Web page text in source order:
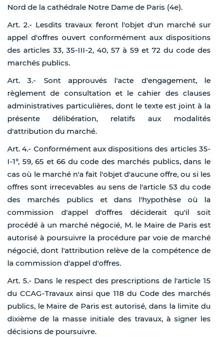
Nord de la cathédrale Notre Dame de Paris (4e).
Art. 2.- Lesdits travaux feront l'objet d'un marché sur
appel d'offres ouvert conformément aux dispositions
des articles 33, 35-III-2, 40, 57 à 59 et 72 du code des
marchés publics.
Art. 3.- Sont approuvés l'acte d'engagement, le
règlement de consultation et le cahier des clauses
administratives particulières, dont le texte est joint à la
présente délibération, relatifs aux modalités
d'attribution du marché.
Art. 4.- Conformément aux dispositions des articles 35-
I-1°, 59, 65 et 66 du code des marchés publics, dans le
cas où le marché n'a fait l'objet d'aucune offre, ou si les
offres sont irrecevables au sens de l'article 53 du code
des marchés publics et dans l'hypothèse où la
commission d'appel d'offres déciderait qu'il soit
procédé à un marché négocié, M. le Maire de Paris est
autorisé à poursuivre la procédure par voie de marché
négocié, dont l'attribution relève de la compétence de
la commission d'appel d'offres.
Art. 5.- Dans le respect des prescriptions de l'article 15
du CCAG-Travaux ainsi que 118 du Code des marchés
publics, le Maire de Paris est autorisé, dans la limite du
dixième de la masse initiale des travaux, à signer les
décisions de poursuivre.